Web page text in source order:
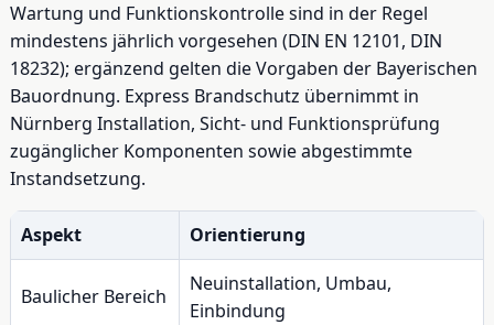
Wartung und Funktionskontrolle sind in der Regel
mindestens jährlich vorgesehen (DIN EN 12101, DIN
18232); ergänzend gelten die Vorgaben der Bayerischen
Bauordnung. Express Brandschutz übernimmt in
Nürnberg Installation, Sicht- und Funktionsprüfung
zugänglicher Komponenten sowie abgestimmte
Instandsetzung.
Aspekt Orientierung
Baulicher Bereich
Neuinstallation, Umbau,
Einbindung